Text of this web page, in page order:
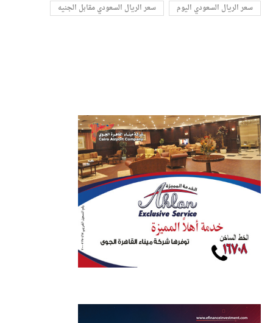
سعر الريال السعودي اليوم سعر الريال السعودي مقابل الجنيه